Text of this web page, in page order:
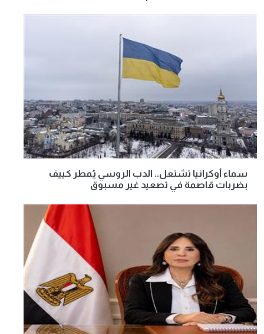
سماء أوكرانيا تشتعل.. الدب الروسي يُمطر كييف
بضربات قاصمة في تصعيد غير مسبوق